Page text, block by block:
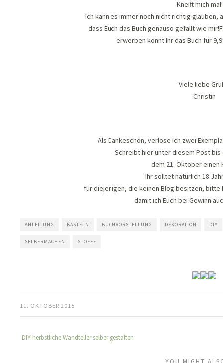
Kneift mich
Ich kann es immer noch nicht richtig glauben,
dass Euch das Buch genauso gefällt wie
erwerben könnt Ihr das Buch für
Viele liebe
Christin
Als Dankeschön, verlose ich zwei
Schreibt hier unter diesem Post
dem 21. Oktober einen
Ihr solltet natürlich 18
für diejenigen, die keinen Blog besitzen, bitte
damit ich Euch bei Gewinn
ANLEITUNG BASTELN BUCHVORSTELLUNG DEKORATION DIY
SELBERMACHEN STOFFE
11. OKTOBER 2015
DIY-herbstliche Wandteller selber gestalten
YOU MIGHT